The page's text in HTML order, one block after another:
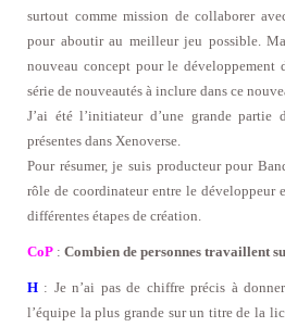
surtout comme mission de collaborer
pour aboutir au meilleur jeu possible.
nouveau concept pour le
série de nouveautés à inclure dans ce
J’ai été l’initiateur d’une grande partie
présentes dans Xenoverse.
Pour résumer, je suis producteur pour
rôle de coordinateur entre le développeur
différentes étapes de création.
CoP : Combien de personnes travaillent
H : Je n’ai pas de chiffre précis à
l’équipe la plus grande sur un titre de la